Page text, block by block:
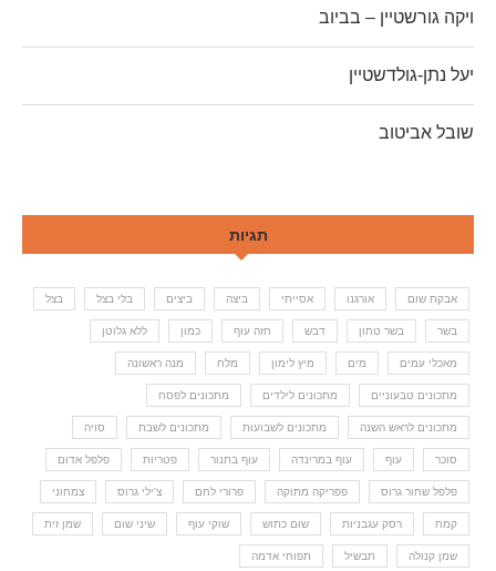
ויקה גורשטיין – בביוב
יעל נתן-גולדשטיין
שובל אביטוב
תגיות
אבקת שום אורגנו אסייתי ביצה ביצים בלי בצל בצל
בשר בשר טחון דבש חזה עוף כמון ללא גלוטן
מאכלי עמים מים מיץ לימון מלח מנה ראשונה
מתכונים טבעוניים מתכונים לילדים מתכונים לפסח
מתכונים לראש השנה מתכונים לשבועות מתכונים לשבת סויה
סוכר עוף עוף במרינדה עוף בתנור פטריות פלפל אדום
פלפל שחור גרוס פפריקה מתוקה פרורי לחם צ'ילי גרוס צמחוני
קמח רסק עגבניות שום כתוש שוקי עוף שיני שום שמן זית
שמן קנולה תבשיל תפוחי אדמה